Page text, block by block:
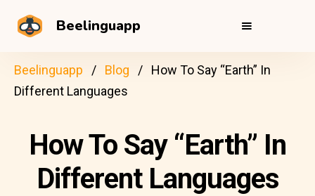
Beelinguapp
Beelinguapp Blog
How To Say “Earth” In
Different Languages
How To Say “Earth” In
Different Languages